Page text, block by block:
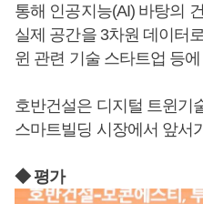
통해 인공지능(AI) 바탕의
실제 공간을 3차원 데이터
윈 관련 기술 스타트업 등
호반건설은 디지털 트윈기
스마트빌딩 시장에서 앞서
◆ 평가